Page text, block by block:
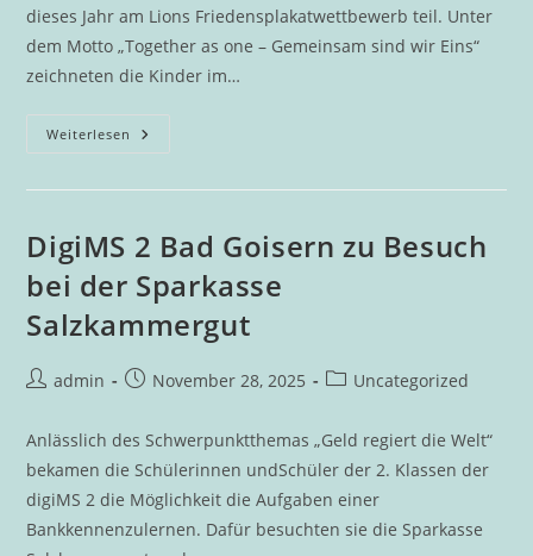
dieses Jahr am Lions Friedensplakatwettbewerb teil. Unter
dem Motto „Together as one – Gemeinsam sind wir Eins“
zeichneten die Kinder im…
Weiterlesen Together
As
–
Den
Frieden
DigiMS 2 Bad Goisern zu Besuch
bei der Sparkasse
Salzkammergut
Beitrags-
admin
BeitragNovember 28, 2025
Beitrags-
Uncategorized
Anlässlich des Schwerpunktthemas „Geld regiert die Welt“
bekamen die Schülerinnen undSchüler der 2. Klassen der
digiMS 2 die Möglichkeit die Aufgaben einer
Bankkennenzulernen. Dafür besuchten sie die Sparkasse